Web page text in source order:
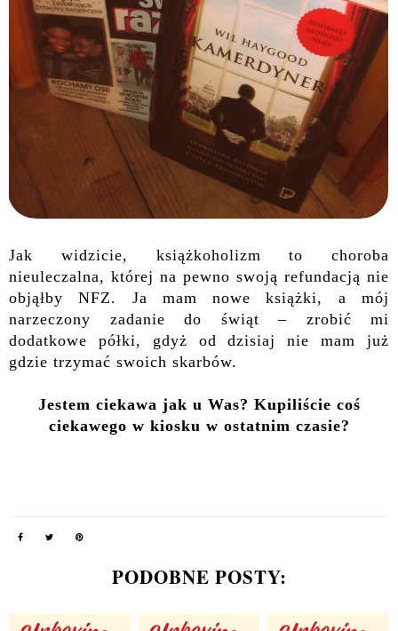
Jak widzicie, książkoholizm to choroba
nieuleczalna, której na pewno swoją refundacją nie
objąłby NFZ. Ja mam nowe książki, a mój
narzeczony zadanie do świąt – zrobić mi
dodatkowe półki, gdyż od dzisiaj nie mam już
gdzie trzymać swoich skarbów.
Jestem ciekawa jak u Was? Kupiliście coś
ciekawego w kiosku w ostatnim czasie?
PODOBNE POSTY: